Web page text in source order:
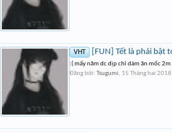
VHT [FUN] Tết là phải bật
:( mấy năm dc dịp chỉ dám ăn mốc
Đăng bởi: Tsugumi, 15 Tháng hai 2018